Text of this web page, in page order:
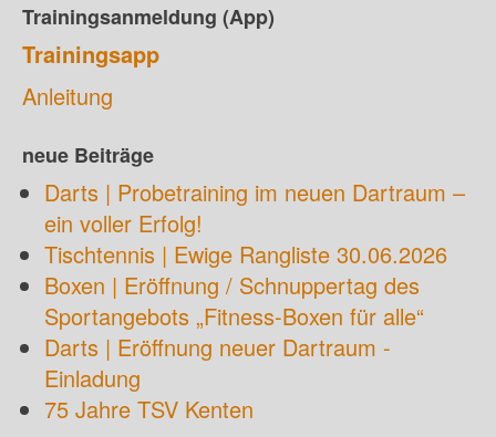
Trainingsanmeldung (App)
Trainingsapp
Anleitung
neue Beiträge
Darts | Probetraining im neuen Dartraum –
ein voller Erfolg!
Tischtennis | Ewige Rangliste 30.06.2026
Boxen | Eröffnung / Schnuppertag des
Sportangebots „Fitness-Boxen für alle“
Darts | Eröffnung neuer Dartraum -
Einladung
75 Jahre TSV Kenten